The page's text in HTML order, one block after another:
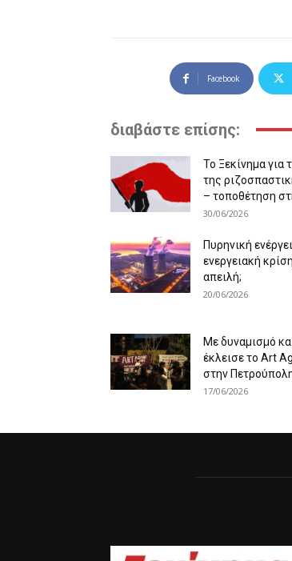
Facebook
διαβάστε επίσης:
Το Ξεκίνημα για
της
– τοποθέτηση
30/06/2026
Πυρηνική
ενεργειακή
απειλή;
20/06/2026
Με δυναμισμό
έκλεισε το Art
στην
17/06/2026